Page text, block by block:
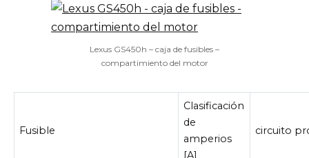
Lexus GS450h – caja de fusibles –
compartimiento del motor
Fusible
Clasificación
de
amperios
[A]
circuito